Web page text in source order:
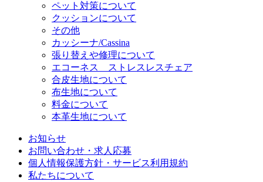
ペット対策について
クッションについて
その他
カッシーナ/Cassina
張り替えや修理について
エコーネス ストレスレスチェア
合皮生地について
布生地について
料金について
本革生地について
お知らせ
お問い合わせ・求人応募
個人情報保護方針・サービス利用規約
私たちについて